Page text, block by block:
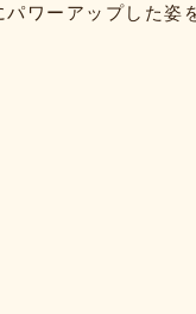
ワーアップした姿